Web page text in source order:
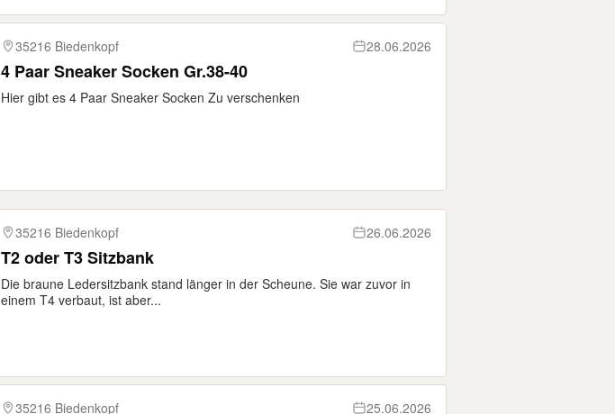
35216 Biedenkopf 28.06.2026
4 Paar Sneaker Socken Gr.38-40
Hier gibt es 4 Paar Sneaker Socken Zu verschenken
35216 Biedenkopf 26.06.2026
T2 oder T3 Sitzbank
Die braune Ledersitzbank stand länger in der Scheune. Sie war zuvor in
einem T4 verbaut, ist aber...
35216 Biedenkopf 25.06.2026